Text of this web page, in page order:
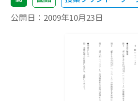
公開日： 2009年10月23日